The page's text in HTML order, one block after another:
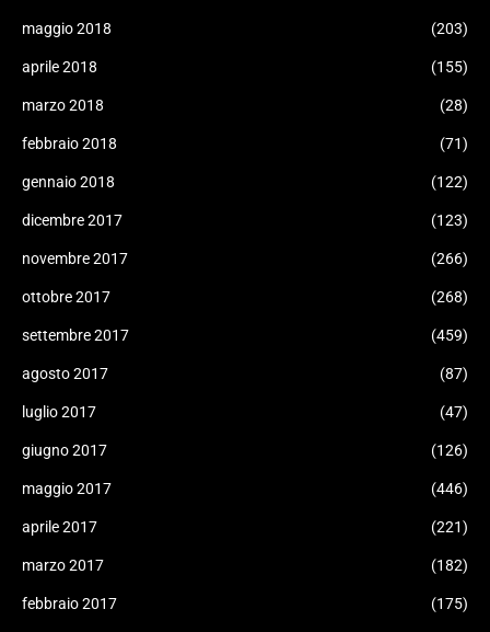
maggio 2018 (203)
aprile 2018 (155)
marzo 2018 (28)
febbraio 2018 (71)
gennaio 2018 (122)
dicembre 2017 (123)
novembre 2017 (266)
ottobre 2017 (268)
settembre 2017 (459)
agosto 2017 (87)
luglio 2017 (47)
giugno 2017 (126)
maggio 2017 (446)
aprile 2017 (221)
marzo 2017 (182)
febbraio 2017 (175)